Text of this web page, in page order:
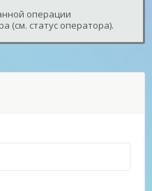
операции
(см. статус оператора).